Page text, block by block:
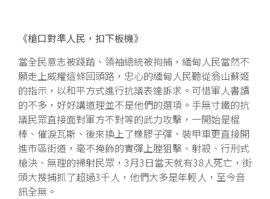
《槍口對準人民，扣下板機》
當全民意志被踐踏、領袖總統被拘捕，緬甸人民當然不
願走上威權這條回頭路，忠心的緬甸人民聽從翁山蘇姬
的指示，以和平方式進行抗議表達訴求。可惜軍人書讀
的不多，好好講道理並不是他們的選項。手無寸鐵的抗
議民眾直接面對軍方不對等的武力攻擊，一開始是棍
棒、催淚瓦斯、後來換上了橡膠子彈、裝甲車更直接開
進市區街道，毫不掩飾的實彈上膛狙擊、射殺、行刑式
槍決、無理的掃射民眾，3月3日當天就有38人死亡，街
頭大搜捕抓了超過3千人，他們大多是年輕人，至今音
訊全無。